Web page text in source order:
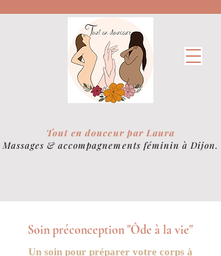
Tout en douceur par Laura
Massages &accompagnements féminin à Dijon.
Soin préconception "Ôde à la vie"
Un soin pour préparer votre corps à